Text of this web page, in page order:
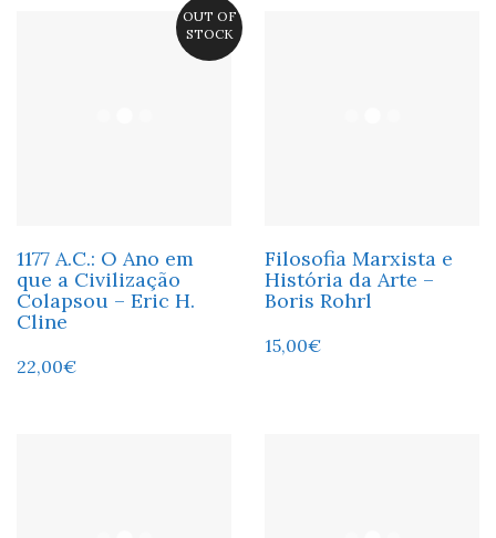
OUT OF
STOCK
1177 A.C.: O Ano em
que a Civilização
Colapsou – Eric H.
Cline
22,00€
Filosofia Marxista e
História da Arte –
Boris Rohrl
15,00€